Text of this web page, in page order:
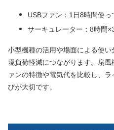
USBファン：1日8時間使
サーキュレーター：8時間
小型機種の活用や場面による使
境負荷軽減につながります。扇
ァンの特徴や電気代を比較し、
びが大切です。